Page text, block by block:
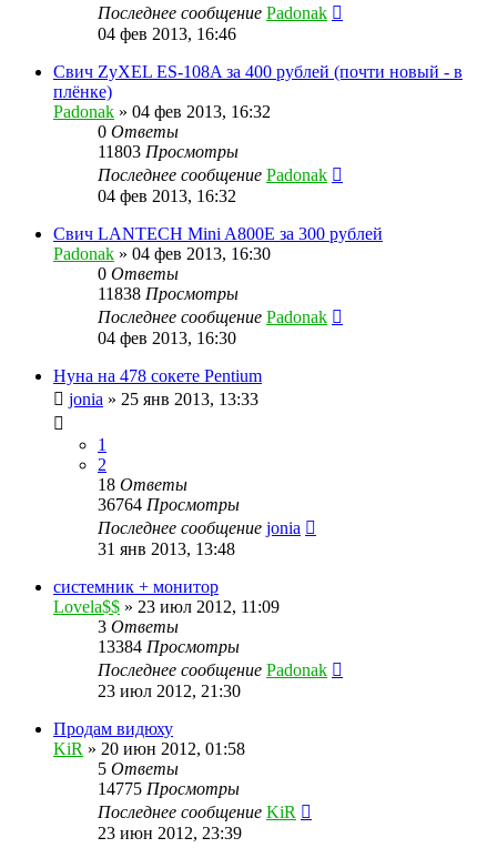
Последнее сообщение Padonak
04 фев 2013, 16:46
Свич ZyXEL ES-108A за 400 рублей (почти новый - в
плёнке)
Padonak » 04 фев 2013, 16:32
0 Ответы
11803 Просмотры
Последнее сообщение Padonak
04 фев 2013, 16:32
Свич LANTECH Mini A800E за 300 рублей
Padonak » 04 фев 2013, 16:30
0 Ответы
11838 Просмотры
Последнее сообщение Padonak
04 фев 2013, 16:30
Нуна на 478 сокете Pentium
jonia » 25 янв 2013, 13:33
1
2
18 Ответы
36764 Просмотры
Последнее сообщение jonia
31 янв 2013, 13:48
системник + монитор
Lovela$$ » 23 июл 2012, 11:09
3 Ответы
13384 Просмотры
Последнее сообщение Padonak
23 июл 2012, 21:30
Продам видюху
KiR » 20 июн 2012, 01:58
5 Ответы
14775 Просмотры
Последнее сообщение KiR
23 июн 2012, 23:39